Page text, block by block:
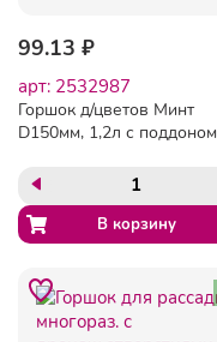
99.13 ₽
арт: 2532987
Горшок д/цветов Минт
D150мм, 1,2л с поддоном
221611925/01